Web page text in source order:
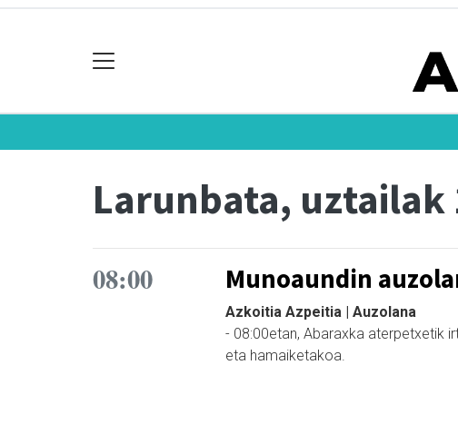
Larunbata, uztailak
08:00 Munoaundin
Azkoitia Azpeitia | Auzolana
- 08:00etan, Abaraxka aterpetxetik
eta hamaiketakoa.